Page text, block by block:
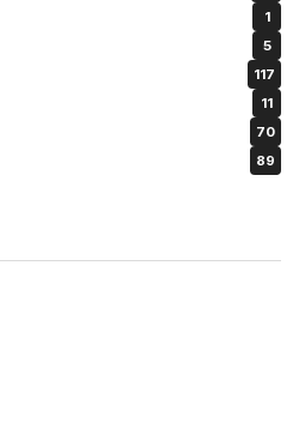
1
5
117
11
70
89